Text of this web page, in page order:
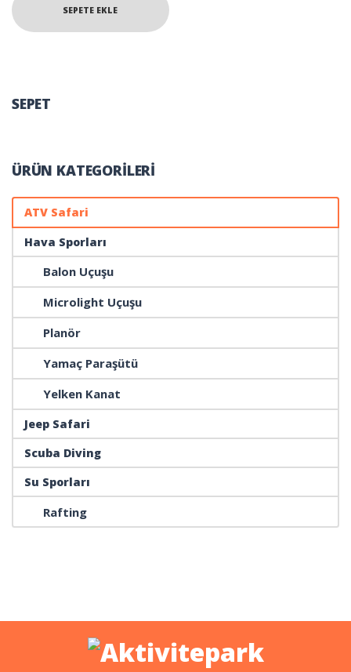
SEPETE EKLE
SEPET
ÜRÜN KATEGORILERI
ATV Safari
Hava Sporları
Balon Uçuşu
Microlight Uçuşu
Planör
Yamaç Paraşütü
Yelken Kanat
Jeep Safari
Scuba Diving
Su Sporları
Rafting